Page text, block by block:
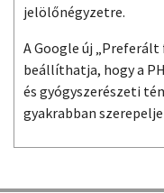
jelölőnégyzetre.
A Google új
beállíthatja, hogy a
és gyógyszerészeti
gyakrabban